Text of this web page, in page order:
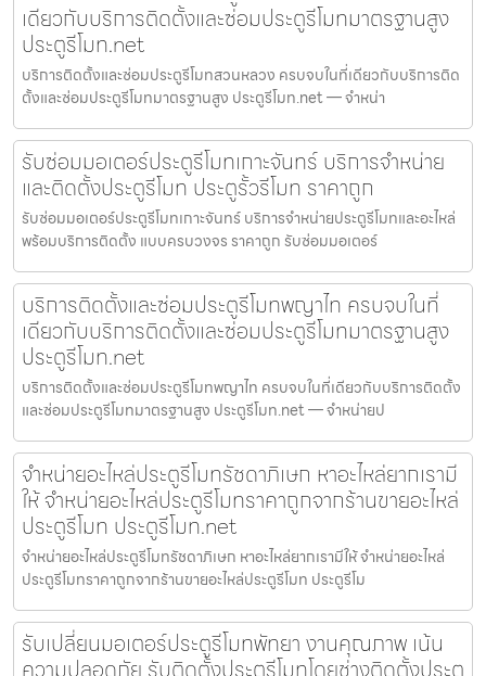
เดียวกับบริการติดตั้งและซ่อมประตูรีโมทมาตรฐานสูง
ประตูรีโมท.net
บริการติดตั้งและซ่อมประตูรีโมทสวนหลวง ครบจบในที่เดียวกับบริการติด
ตั้งและซ่อมประตูรีโมทมาตรฐานสูง ประตูรีโมท.net — จำหน่า
รับซ่อมมอเตอร์ประตูรีโมทเกาะจันทร์ บริการจำหน่าย
และติดตั้งประตูรีโมท ประตูรั้วรีโมท ราคาถูก
รับซ่อมมอเตอร์ประตูรีโมทเกาะจันทร์ บริการจำหน่ายประตูรีโมทและอะไหล่
พร้อมบริการติดตั้ง แบบครบวงจร ราคาถูก รับซ่อมมอเตอร์
บริการติดตั้งและซ่อมประตูรีโมทพญาไท ครบจบในที่
เดียวกับบริการติดตั้งและซ่อมประตูรีโมทมาตรฐานสูง
ประตูรีโมท.net
บริการติดตั้งและซ่อมประตูรีโมทพญาไท ครบจบในที่เดียวกับบริการติดตั้ง
และซ่อมประตูรีโมทมาตรฐานสูง ประตูรีโมท.net — จำหน่ายป
จำหน่ายอะไหล่ประตูรีโมทรัชดาภิเษก หาอะไหล่ยากเรามี
ให้ จำหน่ายอะไหล่ประตูรีโมทราคาถูกจากร้านขายอะไหล่
ประตูรีโมท ประตูรีโมท.net
จำหน่ายอะไหล่ประตูรีโมทรัชดาภิเษก หาอะไหล่ยากเรามีให้ จำหน่ายอะไหล่
ประตูรีโมทราคาถูกจากร้านขายอะไหล่ประตูรีโมท ประตูรีโม
รับเปลี่ยนมอเตอร์ประตูรีโมทพัทยา งานคุณภาพ เน้น